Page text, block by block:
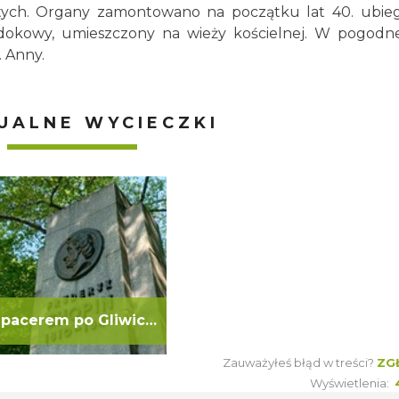
Organy zamontowano na początku lat 40.
umieszczony na wieży kościelnej. W
Anny.
WYCIECZKI
Spacerem po Gliwicch
Zauważyłeś błąd w treści?
Wyświetlenia: